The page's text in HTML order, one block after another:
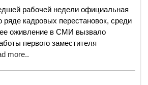
рабочей недели официальная
ряде кадровых перестановок, среди
оживление в СМИ вызвало
первого заместителя
more..